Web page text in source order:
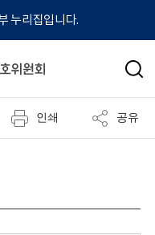
누리집입니다.
검
인쇄 공유